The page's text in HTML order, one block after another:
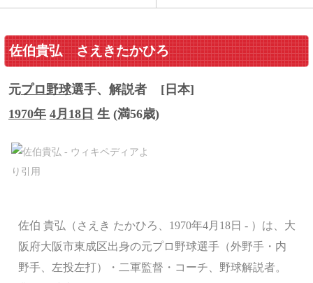
佐伯貴弘 さえきたかひろ
元プロ野球選手、解説者
[日本]
1970年 4月18日 生 (満56歳)
佐伯 貴弘（さえき たかひろ、1970年4月18日 - ）は、大
阪府大阪市東成区出身の元プロ野球選手（外野手・内
野手、左投左打）・二軍監督・コーチ、野球解説者。